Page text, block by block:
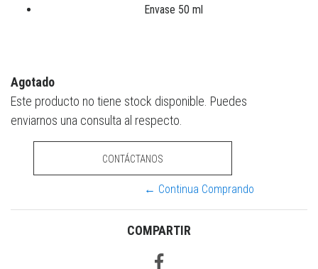
Envase 50 ml
Agotado
Este producto no tiene stock disponible. Puedes
enviarnos una consulta al respecto.
CONTÁCTANOS
← Continua Comprando
COMPARTIR